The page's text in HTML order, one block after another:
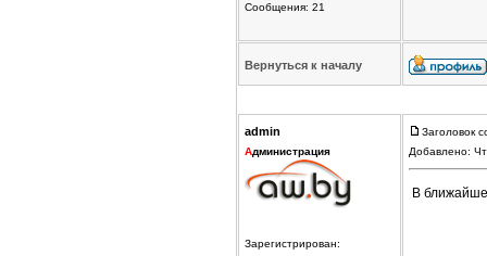
Сообщения: 21
Вернуться к началу
admin
Администрация
Зарегистрирован:
Заголовок
Добавлено:
В